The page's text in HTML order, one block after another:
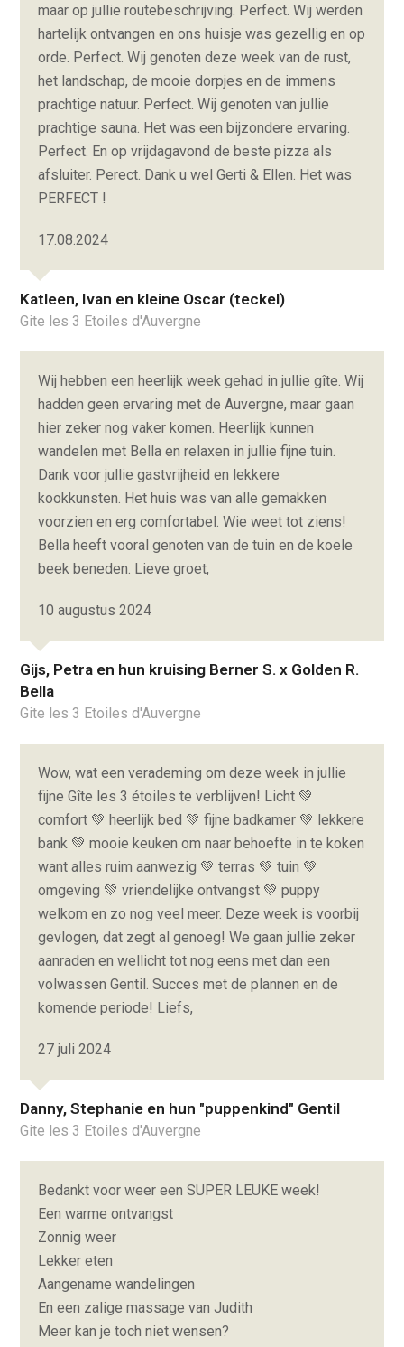
maar op jullie routebeschrijving. Perfect. Wij werden
hartelijk ontvangen en ons huisje was gezellig en op
orde. Perfect. Wij genoten deze week van de rust,
het landschap, de mooie dorpjes en de immens
prachtige natuur. Perfect. Wij genoten van jullie
prachtige sauna. Het was een bijzondere ervaring.
Perfect. En op vrijdagavond de beste pizza als
afsluiter. Perect. Dank u wel Gerti & Ellen. Het was
PERFECT !
17.08.2024
Katleen, Ivan en kleine Oscar (teckel)
Gite les 3 Etoiles d'Auvergne
Wij hebben een heerlijk week gehad in jullie gîte. Wij
hadden geen ervaring met de Auvergne, maar gaan
hier zeker nog vaker komen. Heerlijk kunnen
wandelen met Bella en relaxen in jullie fijne tuin.
Dank voor jullie gastvrijheid en lekkere
kookkunsten. Het huis was van alle gemakken
voorzien en erg comfortabel. Wie weet tot ziens!
Bella heeft vooral genoten van de tuin en de koele
beek beneden. Lieve groet,
10 augustus 2024
Gijs, Petra en hun kruising Berner S. x Golden R.
Bella
Gite les 3 Etoiles d'Auvergne
Wow, wat een verademing om deze week in jullie
fijne Gîte les 3 étoiles te verblijven! Licht 💚
comfort 💚 heerlijk bed 💚 fijne badkamer 💚 lekkere
bank 💚 mooie keuken om naar behoefte in te koken
want alles ruim aanwezig 💚 terras 💚 tuin 💚
omgeving 💚 vriendelijke ontvangst 💚 puppy
welkom en zo nog veel meer. Deze week is voorbij
gevlogen, dat zegt al genoeg! We gaan jullie zeker
aanraden en wellicht tot nog eens met dan een
volwassen Gentil. Succes met de plannen en de
komende periode! Liefs,
27 juli 2024
Danny, Stephanie en hun "puppenkind" Gentil
Gite les 3 Etoiles d'Auvergne
Bedankt voor weer een SUPER LEUKE week!
Een warme ontvangst
Zonnig weer
Lekker eten
Aangename wandelingen
En een zalige massage van Judith
Meer kan je toch niet wensen?